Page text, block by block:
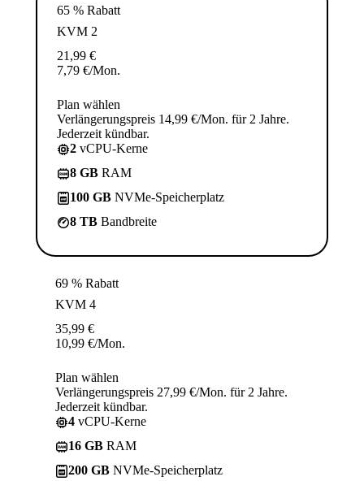
65 % Rabatt
KVM 2
21,99 €
7,79 €/Mon.
Plan wählen
Verlängerungspreis 14,99 €/Mon. für 2 Jahre.
Jederzeit kündbar.
2 vCPU-Kerne
8 GB RAM
100 GB NVMe-Speicherplatz
8 TB Bandbreite
69 % Rabatt
KVM 4
35,99 €
10,99 €/Mon.
Plan wählen
Verlängerungspreis 27,99 €/Mon. für 2 Jahre.
Jederzeit kündbar.
4 vCPU-Kerne
16 GB RAM
200 GB NVMe-Speicherplatz